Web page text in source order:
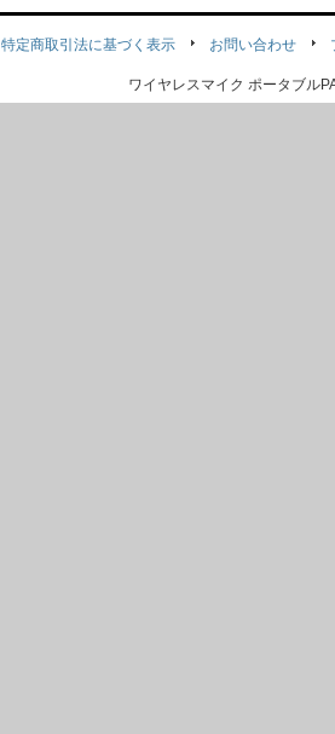
特定商取引法に基づく表示 お問い合わせ
ワイヤレスマイク ポータブル